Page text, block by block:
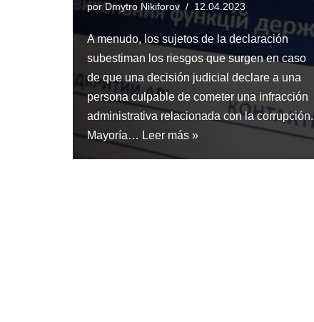
porDmytro Nikiforov 12.04.2023
A menudo, los sujetos de la declaración
subestiman los riesgos que surgen en caso
de que una decisión judicial declare a una
persona culpable de cometer una infracción
administrativa relacionada con la corrupción.
Mayoría… Leer más »